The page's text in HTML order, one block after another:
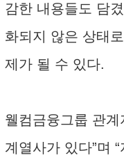
감한 내용들도 담
화되지 않은 상태
제가 될 수 있다.
웰컴금융그룹 관계
계열사가 있다”며